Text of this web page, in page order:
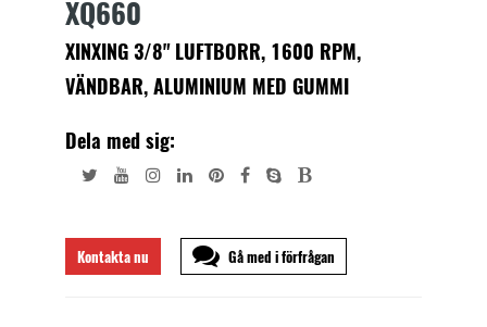
XQ660
XINXING 3/8" LUFTBORR, 1600 RPM,
VÄNDBAR, ALUMINIUM MED GUMMI
Dela med sig:
Kontakta nu Gå med i förfrågan